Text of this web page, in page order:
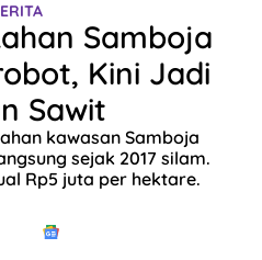
Samboja
Kini Jadi
Sawit
kawasan Samboja
sejak 2017 silam.
Rp5 juta per hektare.